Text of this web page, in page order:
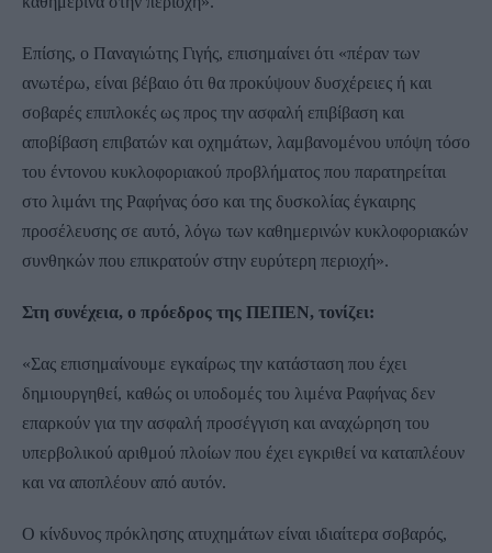
Επίσης, ο Παναγιώτης Γιγής, επισημαίνει ότι «πέραν των
ανωτέρω, είναι βέβαιο ότι θα προκύψουν δυσχέρειες ή και
σοβαρές επιπλοκές ως προς την ασφαλή επιβίβαση και
αποβίβαση επιβατών και οχημάτων, λαμβανομένου υπόψη τόσο
του έντονου κυκλοφοριακού προβλήματος που παρατηρείται
στο λιμάνι της Ραφήνας όσο και της δυσκολίας έγκαιρης
προσέλευσης σε αυτό, λόγω των καθημερινών κυκλοφοριακών
συνθηκών που επικρατούν στην ευρύτερη περιοχή».
Στη συνέχεια, ο πρόεδρος της ΠΕΠΕΝ, τονίζει:
«Σας επισημαίνουμε εγκαίρως την κατάσταση που έχει
δημιουργηθεί, καθώς οι υποδομές του λιμένα Ραφήνας δεν
επαρκούν για την ασφαλή προσέγγιση και αναχώρηση του
υπερβολικού αριθμού πλοίων που έχει εγκριθεί να καταπλέουν
και να αποπλέουν από αυτόν.
Ο κίνδυνος πρόκλησης ατυχημάτων είναι ιδιαίτερα σοβαρός,